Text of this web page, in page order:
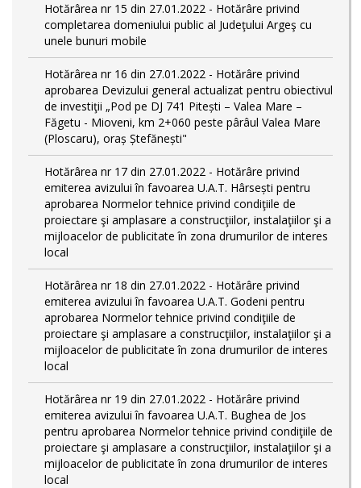
Hotărârea nr 15 din 27.01.2022 - Hotărâre privind
completarea domeniului public al Judeţului Argeş cu
unele bunuri mobile
Hotărârea nr 16 din 27.01.2022 - Hotărâre privind
aprobarea Devizului general actualizat pentru obiectivul
de investiţii „Pod pe DJ 741 Pitești – Valea Mare –
Făgetu - Mioveni, km 2+060 peste pârâul Valea Mare
(Ploscaru), oraș Ștefănești"
Hotărârea nr 17 din 27.01.2022 - Hotărâre privind
emiterea avizului în favoarea U.A.T. Hârsești pentru
aprobarea Normelor tehnice privind condiţiile de
proiectare şi amplasare a construcţiilor, instalaţiilor şi a
mijloacelor de publicitate în zona drumurilor de interes
local
Hotărârea nr 18 din 27.01.2022 - Hotărâre privind
emiterea avizului în favoarea U.A.T. Godeni pentru
aprobarea Normelor tehnice privind condiţiile de
proiectare şi amplasare a construcţiilor, instalaţiilor şi a
mijloacelor de publicitate în zona drumurilor de interes
local
Hotărârea nr 19 din 27.01.2022 - Hotărâre privind
emiterea avizului în favoarea U.A.T. Bughea de Jos
pentru aprobarea Normelor tehnice privind condiţiile de
proiectare şi amplasare a construcţiilor, instalaţiilor şi a
mijloacelor de publicitate în zona drumurilor de interes
local